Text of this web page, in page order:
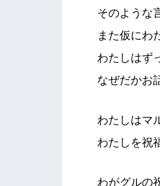
そのような
また仮にわ
わたしはず
なぜだかお
わたしはマ
わたしを祝
わがグルの